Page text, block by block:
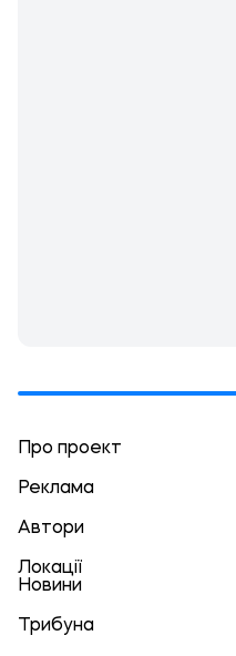
Про проект
Реклама
Автори
Локації
Новини
Трибуна